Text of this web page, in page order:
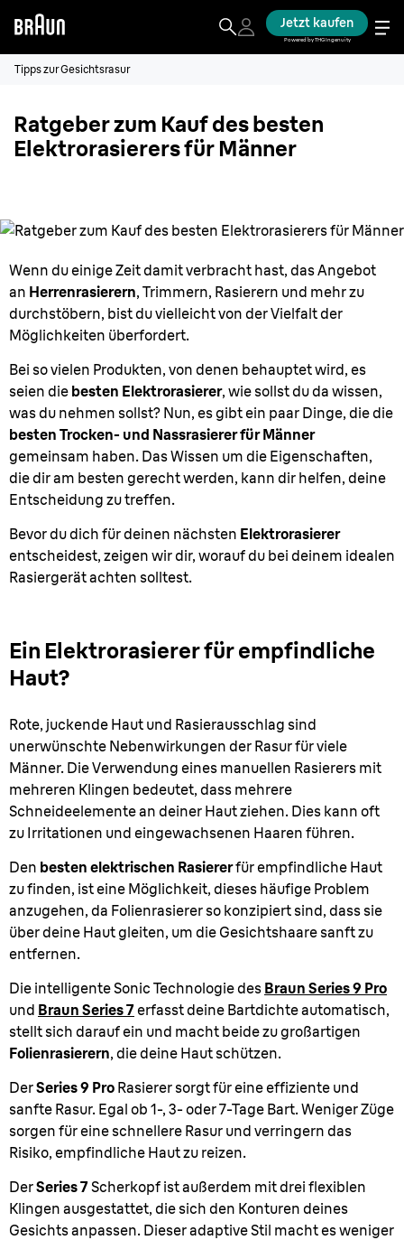
Jetzt kaufen
Powered by THG Ingenuity
Tipps zur Gesichtsrasur
Ratgeber zum Kauf des besten
Elektrorasierers für Männer
Wenn du einige Zeit damit verbracht hast, das Angebot
an Herrenrasierern, Trimmern, Rasierern und mehr zu
durchstöbern, bist du vielleicht von der Vielfalt der
Möglichkeiten überfordert.
Bei so vielen Produkten, von denen behauptet wird, es
seien die besten Elektrorasierer, wie sollst du da wissen,
was du nehmen sollst? Nun, es gibt ein paar Dinge, die die
besten Trocken- und Nassrasierer für Männer
gemeinsam haben. Das Wissen um die Eigenschaften,
die dir am besten gerecht werden, kann dir helfen, deine
Entscheidung zu treffen.
Bevor du dich für deinen nächsten Elektrorasierer
entscheidest, zeigen wir dir, worauf du bei deinem idealen
Rasiergerät achten solltest.
Ein Elektrorasierer für empfindliche
Haut?
Rote, juckende Haut und Rasierausschlag sind
unerwünschte Nebenwirkungen der Rasur für viele
Männer. Die Verwendung eines manuellen Rasierers mit
mehreren Klingen bedeutet, dass mehrere
Schneideelemente an deiner Haut ziehen. Dies kann oft
zu Irritationen und eingewachsenen Haaren führen.
Den besten elektrischen Rasiererfür empfindliche Haut
zu finden, ist eine Möglichkeit, dieses häufige Problem
anzugehen, da Folienrasierer so konzipiert sind, dass sie
über deine Haut gleiten, um die Gesichtshaare sanft zu
entfernen.
Die intelligente Sonic Technologie des Braun Series 9 Pro
und Braun Series 7erfasst deine Bartdichte automatisch,
stellt sich darauf ein und macht beide zu großartigen
Folienrasierern, die deine Haut schützen.
DerSeries 9 Pro Rasierer sorgt für eine effiziente und
sanfte Rasur. Egal ob 1-, 3- oder 7-Tage Bart. Weniger Züge
sorgen für eine schnellere Rasur und verringern das
Risiko, empfindliche Haut zu reizen.
DerSeries 7Scherkopf ist außerdem mit drei flexiblen
Klingen ausgestattet, die sich den Konturen deines
Gesichts anpassen. Dieser adaptive Stil macht es weniger